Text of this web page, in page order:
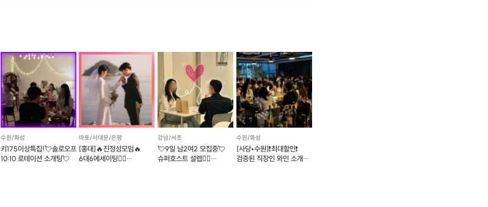
화요일 저녁 10시 / 토욜일 저녁 9시
예약 가능!
(원활한 수업진행을 위해 35세 이하만 받습니다)
수원/화성
키175이상특집!💘솔로오프
10:10 로테이션 소개팅💘
마포/서대문/은평
[홍대]🔥진정성모임🔥
6대6에세이팅👩‍❤️
강남/서초
💘9일 남2여2 모집중💘
슈퍼호스트 설렙❤️‍🔥
수원/화성
[사당•수원]❗️최대할인❗️
검증된 직장인 와인 소개팅